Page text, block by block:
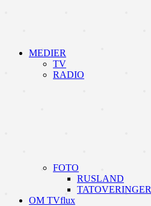
MEDIER
TV
RADIO
FOTO
RUSLAND
TATOVERINGER
OM TVflux